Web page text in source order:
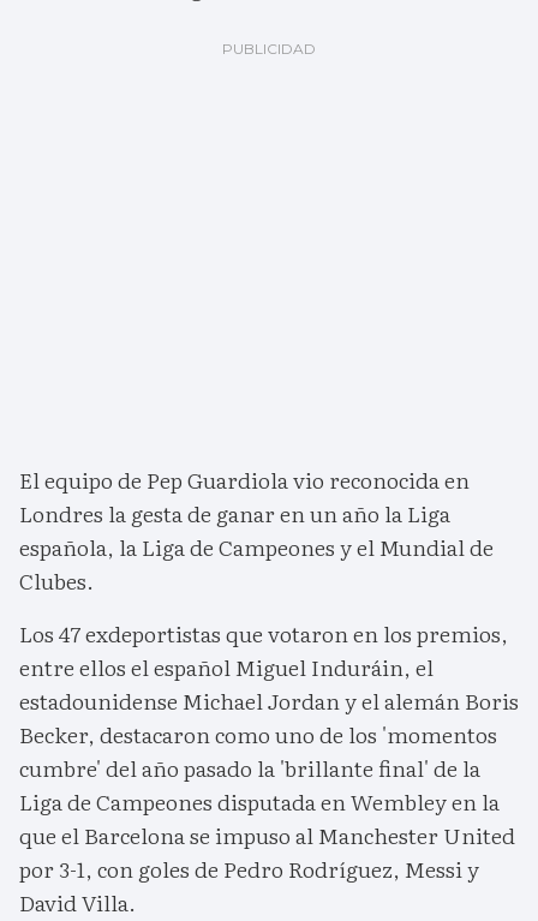
El equipo de Pep Guardiola vio reconocida en
Londres la gesta de ganar en un año la Liga
española, la Liga de Campeones y el Mundial de
Clubes.
Los 47 exdeportistas que votaron en los premios,
entre ellos el español Miguel Induráin, el
estadounidense Michael Jordan y el alemán Boris
Becker, destacaron como uno de los 'momentos
cumbre' del año pasado la 'brillante final' de la
Liga de Campeones disputada en Wembley en la
que el Barcelona se impuso al Manchester United
por 3-1, con goles de Pedro Rodríguez, Messi y
David Villa.